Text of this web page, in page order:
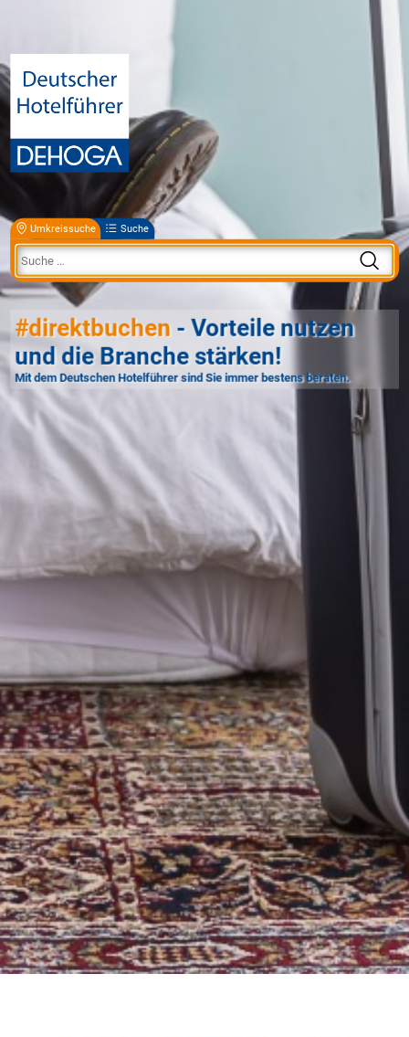
Umkreissuche Suche
#direktbuchen - Vorteile nutzen
und die Branche stärken!
Mit dem Deutschen Hotelführer sind Sie immer bestens beraten.